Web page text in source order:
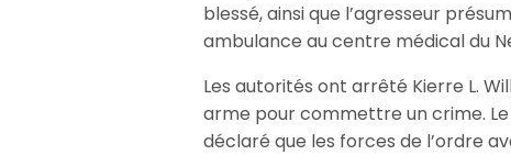
blessé, ainsi que l’agresseur
ambulance au centre médical du
Les autorités ont arrêté Kierre L.
arme pour commettre un crime.
déclaré que les forces de l’ordre